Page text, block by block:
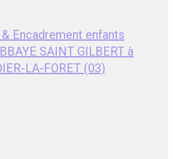
Encadrement enfants
SAINT GILBERT à
LA-FORET (03)